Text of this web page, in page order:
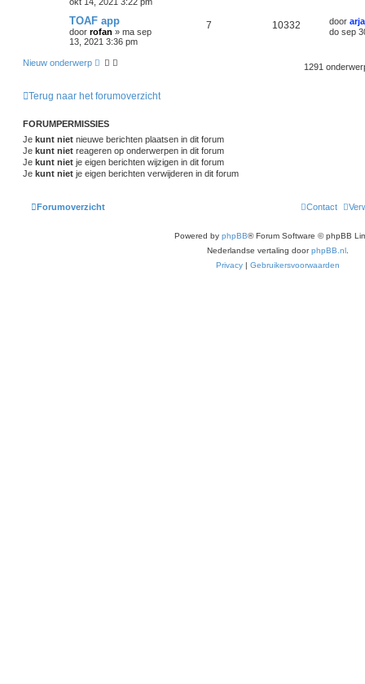
TOAF app
door rofan » ma sep
13, 2021 3:36 pm
7 10332 door
do sep
Nieuw onderwerp 1291
Terug naar het forumoverzicht
FORUMPERMISSIES
Je kunt niet nieuwe berichten plaatsen in dit forum
Je kunt niet reageren op onderwerpen in dit forum
Je kunt niet je eigen berichten wijzigen in dit forum
Je kunt niet je eigen berichten verwijderen in dit forum
Forumoverzicht Contact
Powered by phpBB® Forum Software © phpBB
Nederlandse vertaling doorphpBB.nl .
Privacy| Gebruikersvoorwaarden